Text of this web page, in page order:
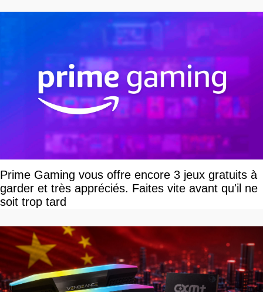
Prime Gaming vous offre encore 3 jeux gratuits à
garder et très appréciés. Faites vite avant qu'il ne
soit trop tard